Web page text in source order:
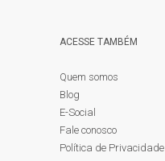
ACESSE TAMBÉM
Quem somos
Blog
E-Social
Fale conosco
Política de Privacidade